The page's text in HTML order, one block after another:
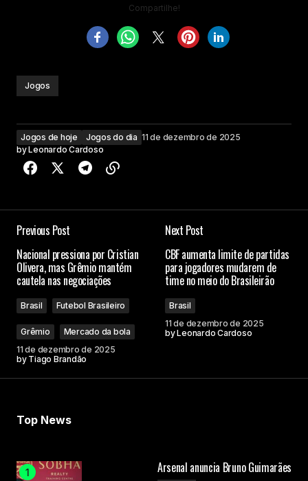
Compartilhe!
Jogos
Jogos de hoje Jogos do dia 11 de dezembro de 2025
byLeonardo Cardoso
Previous Post
Nacional pressiona por Cristian
Olivera, mas Grêmio mantém
cautela nas negociações
Brasil Futebol Brasileiro
Grêmio
Mercado da bola
11 de dezembro de 2025
by Tiago Brandão
Next Post
CBF aumenta limite de partidas
para jogadores mudarem de
time no meio do Brasileirão
Brasil
11 de dezembro de 2025
byLeonardo Cardoso
Top News
Arsenal anuncia Bruno Guimarães